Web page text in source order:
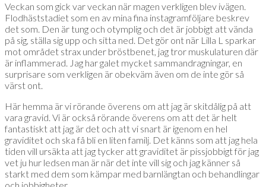
Veckan som gick var veckan när magen verkligen blev ivägen.
Flodhäststadiet som en av mina fina instagramföljare beskrev
det som. Den är tung och otymplig och det är jobbigt att vända
på sig, ställa sig upp och sitta ned. Det gör ont när Lilla L sparkar
mot området strax under bröstbenet, jag tror muskulaturen där
är inflammerad. Jag har galet mycket sammandragningar, en
surprisare som verkligen är obekväm även om de inte gör så
värst ont.
Här hemma är vi rörande överens om att jag är skitdålig på att
vara gravid. Vi är också rörande överens om att det är helt
fantastiskt att jag är det och att vi snart är igenom en hel
graviditet och ska få bli en liten familj. Det känns som att jag hela
tiden vill ursäkta att jag tycker att graviditet är pissjobbigt för jag
vet ju hur ledsen man är när det inte vill sig och jag känner så
starkt med dem som kämpar med barnlängtan och behandlingar